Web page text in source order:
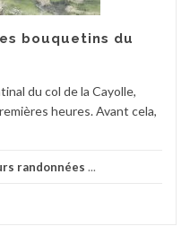
bouquetins du
du col de la Cayolle,
heures. Avant cela,
randonnées ...